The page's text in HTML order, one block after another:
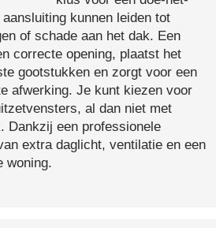
kunnen leiden tot
of schade aan het dak. Een
correcte opening, plaatst het
gootstukken en zorgt voor een
afwerking. Je kunt kiezen voor
al dan niet met
Dankzij een professionele
extra daglicht, ventilatie en een
woning.